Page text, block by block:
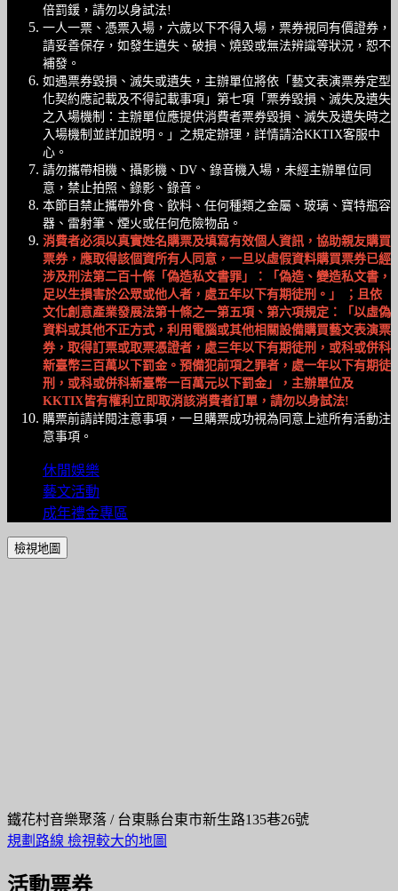
倍罰鍰，請勿以身試法!
一人一票、憑票入場，六歲以下不得入場，票券視同有價證券，
請妥善保存，如發生遺失、破損、燒毀或無法辨識等狀況，恕不
補發。
如遇票券毀損、滅失或遺失，主辦單位將依「藝文表演票券定型
化契約應記載及不得記載事項」第七項「票券毀損、滅失及遺失
之入場機制：主辦單位應提供消費者票券毀損、滅失及遺失時之
入場機制並詳加說明。」之規定辦理，詳情請洽KKTIX客服中
心。
請勿攜帶相機、攝影機、DV、錄音機入場，未經主辦單位同
意，禁止拍照、錄影、錄音。
本節目禁止攜帶外食、飲料、任何種類之金屬、玻璃、寶特瓶容
器、雷射筆、煙火或任何危險物品。
消費者必須以真實姓名購票及填寫有效個人資訊，協助親友購買
票券，應取得該個資所有人同意，一旦以虛假資料購買票券已經
涉及刑法第二百十條「偽造私文書罪」：「偽造、變造私文書，
足以生損害於公眾或他人者，處五年以下有期徒刑。」 ；且依
文化創意產業發展法第十條之一第五項、第六項規定：「以虛偽
資料或其他不正方式，利用電腦或其他相關設備購買藝文表演票
券，取得訂票或取票憑證者，處三年以下有期徒刑，或科或併科
新臺幣三百萬以下罰金。預備犯前項之罪者，處一年以下有期徒
刑，或科或併科新臺幣一百萬元以下罰金」，主辦單位及
KKTIX皆有權利立即取消該消費者訂單，請勿以身試法!
購票前請詳閱注意事項，一旦購票成功視為同意上述所有活動注
意事項。
休閒娛樂
藝文活動
成年禮金專區
檢視地圖
鐵花村音樂聚落 / 台東縣台東市新生路135巷26號
規劃路線 檢視較大的地圖
活動票券